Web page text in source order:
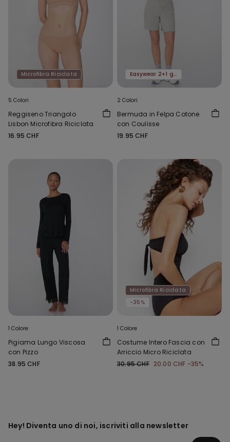
Microfibra Riciclata
5 Colori
Reggiseno Triangolo
Lisbon Microfibra Riciclata
16.95 CHF
Easywear 2+1 gratis
2 Colori
Bermuda in Felpa Cotone
con Coulisse
19.95 CHF
1 Colore
Pigiama Lungo Viscosa
con Pizzo
38.95 CHF
Microfibra Riciclata
-35%
1 Colore
Costume Intero Fascia con
Arriccio Micro Riciclata
30.95 CHF 20.00 CHF -35%
Hey! Diventa uno di noi, iscriviti alla newsletter